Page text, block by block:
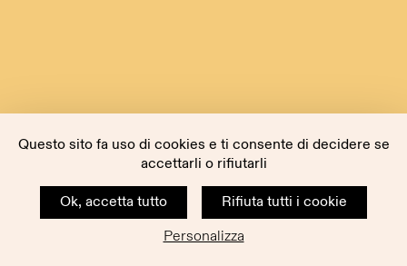
Questo sito fa uso di cookies e ti consente di decidere se
accettarli o rifiutarli
Ok, accetta tutto
Rifiuta tutti i cookie
Personalizza